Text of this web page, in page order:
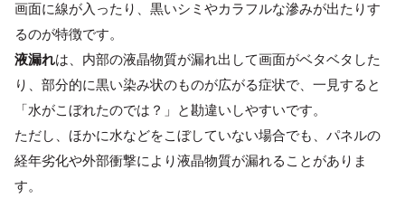
画面に線が入ったり、黒いシミやカラフルな滲みが出たりす
るのが特徴です。
液漏れは、内部の液晶物質が漏れ出して画面がベタベタした
り、部分的に黒い染み状のものが広がる症状で、一見すると
「水がこぼれたのでは？」と勘違いしやすいです。
ただし、ほかに水などをこぼしていない場合でも、パネルの
経年劣化や外部衝撃により液晶物質が漏れることがありま
す。